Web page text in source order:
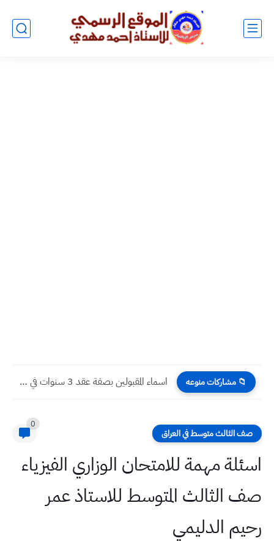
📁 مشاركات منوعه اسماء المقبولين بصفة عقد 3 سنوات في محافظة بغداد 2026...
صف الثالث متوسط في العراق
0
اسئلة مهمة للامتحان الوزاري الفيزياء
صف الثالث المتوسط للاستاذ عمر
رحيم الدليمي